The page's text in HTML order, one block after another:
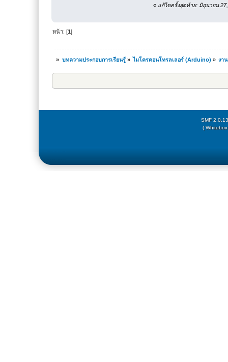
« แก้ไขครั้งสุดท้าย: มิถุนายน
หน้า: [1]
» บทความประกอบการเรียนรู้» ไมโครคอนโทรลเลอร์ (Arduino) » งา
SMF 2.0.13
(